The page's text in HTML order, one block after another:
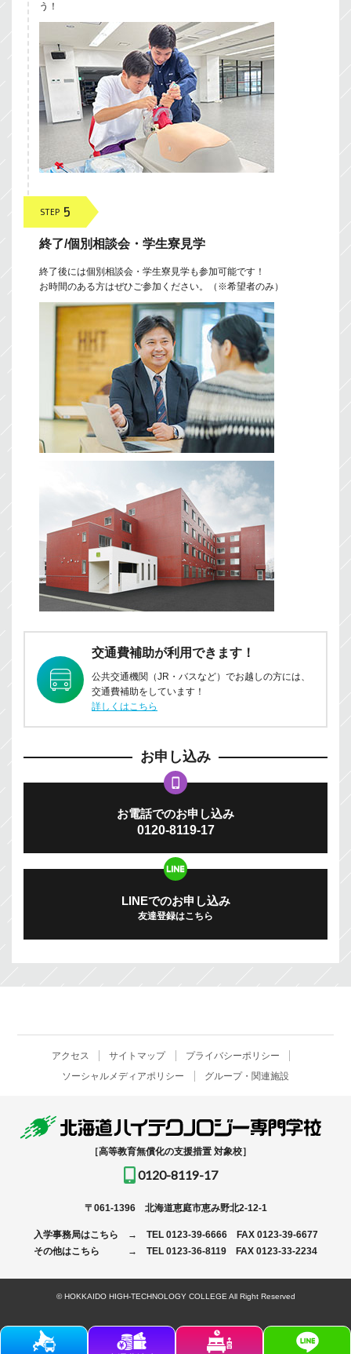
う！
STEP 5
終了/個別相談会・学生寮見学
終了後には個別相談会・学生寮見学も参加可能です！
お時間のある方はぜひご参加ください。（※希望者のみ）
交通費補助が利用できます！
公共交通機関（JR・バスなど）でお越しの方には、
交通費補助をしています！
詳しくはこちら
お申し込み
お電話でのお申し込み
0120-8119-17
LINEでのお申し込み
友達登録はこちら
アクセス サイトマップ
プライバシーポリシー
ソーシャルメディアポリシー
グループ・関連施設
［高等教育無償化の支援措置 対象校］
0120-8119-17
〒061-1396 北海道恵庭市恵み野北2-12-1
入学事務局はこちら → TEL 0123-39-6666FAX 0123-39-6677
その他はこちら → TEL 0123-36-8119 FAX 0123-33-2234
© HOKKAIDO HIGH-TECHNOLOGY COLLEGE All Right Reserved